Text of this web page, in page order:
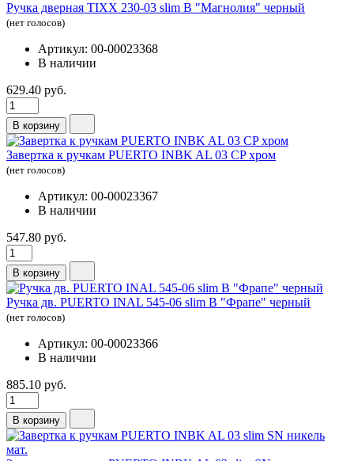
Ручка дверная TIXX 230-03 slim B "Магнолия" черный
(нет голосов)
Артикул: 00-00023368
В наличии
629.40 руб.
В корзину
Завертка к ручкам PUERTO INBK AL 03 CP хром
(нет голосов)
Артикул: 00-00023367
В наличии
547.80 руб.
В корзину
Ручка дв. PUERTO INAL 545-06 slim B "Фрапе" черный
(нет голосов)
Артикул: 00-00023366
В наличии
885.10 руб.
В корзину